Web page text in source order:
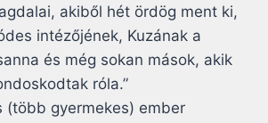
akiből hét ördög ment ki,
intézőjének, Kuzának a
és még sokan mások, akik
róla.”
(több gyermekes) ember